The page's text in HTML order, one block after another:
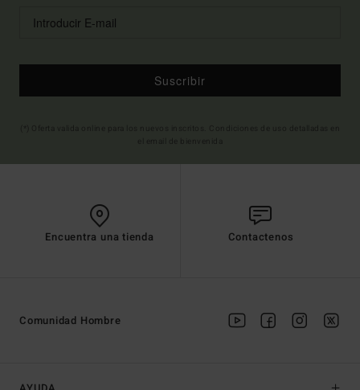
Suscribir
Encuentra una tienda Contactenos
Comunidad Hombre